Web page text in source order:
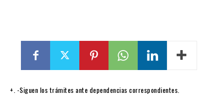
+. -Siguen los trámites ante dependencias correspondientes.